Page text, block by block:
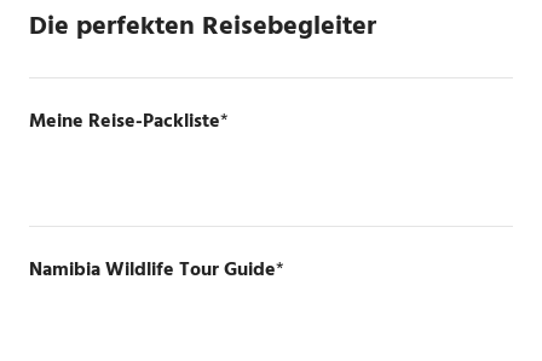
Die perfekten Reisebegleiter
Meine Reise-Packliste*
Namibia Wildlife Tour Guide*